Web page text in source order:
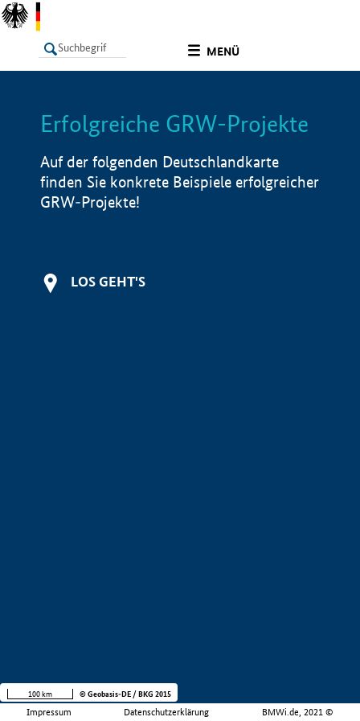
MENÜ
LISTE Info
Erfolgreiche GRW-Projekte
Auf der folgenden Deutschlandkarte
finden Sie konkrete Beispiele erfolgreicher
GRW-Projekte!
LOS GEHT'S
Impressum Datenschutzerklärung BMWi.de, 2021 ©
100 km © Geobasis-DE / BKG 2015